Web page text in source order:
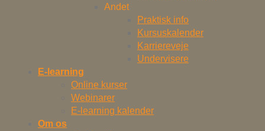
Andet
Praktisk info
Kursuskalender
Karriereveje
Undervisere
E-learning
Online kurser
Webinarer
E-learning kalender
Om os